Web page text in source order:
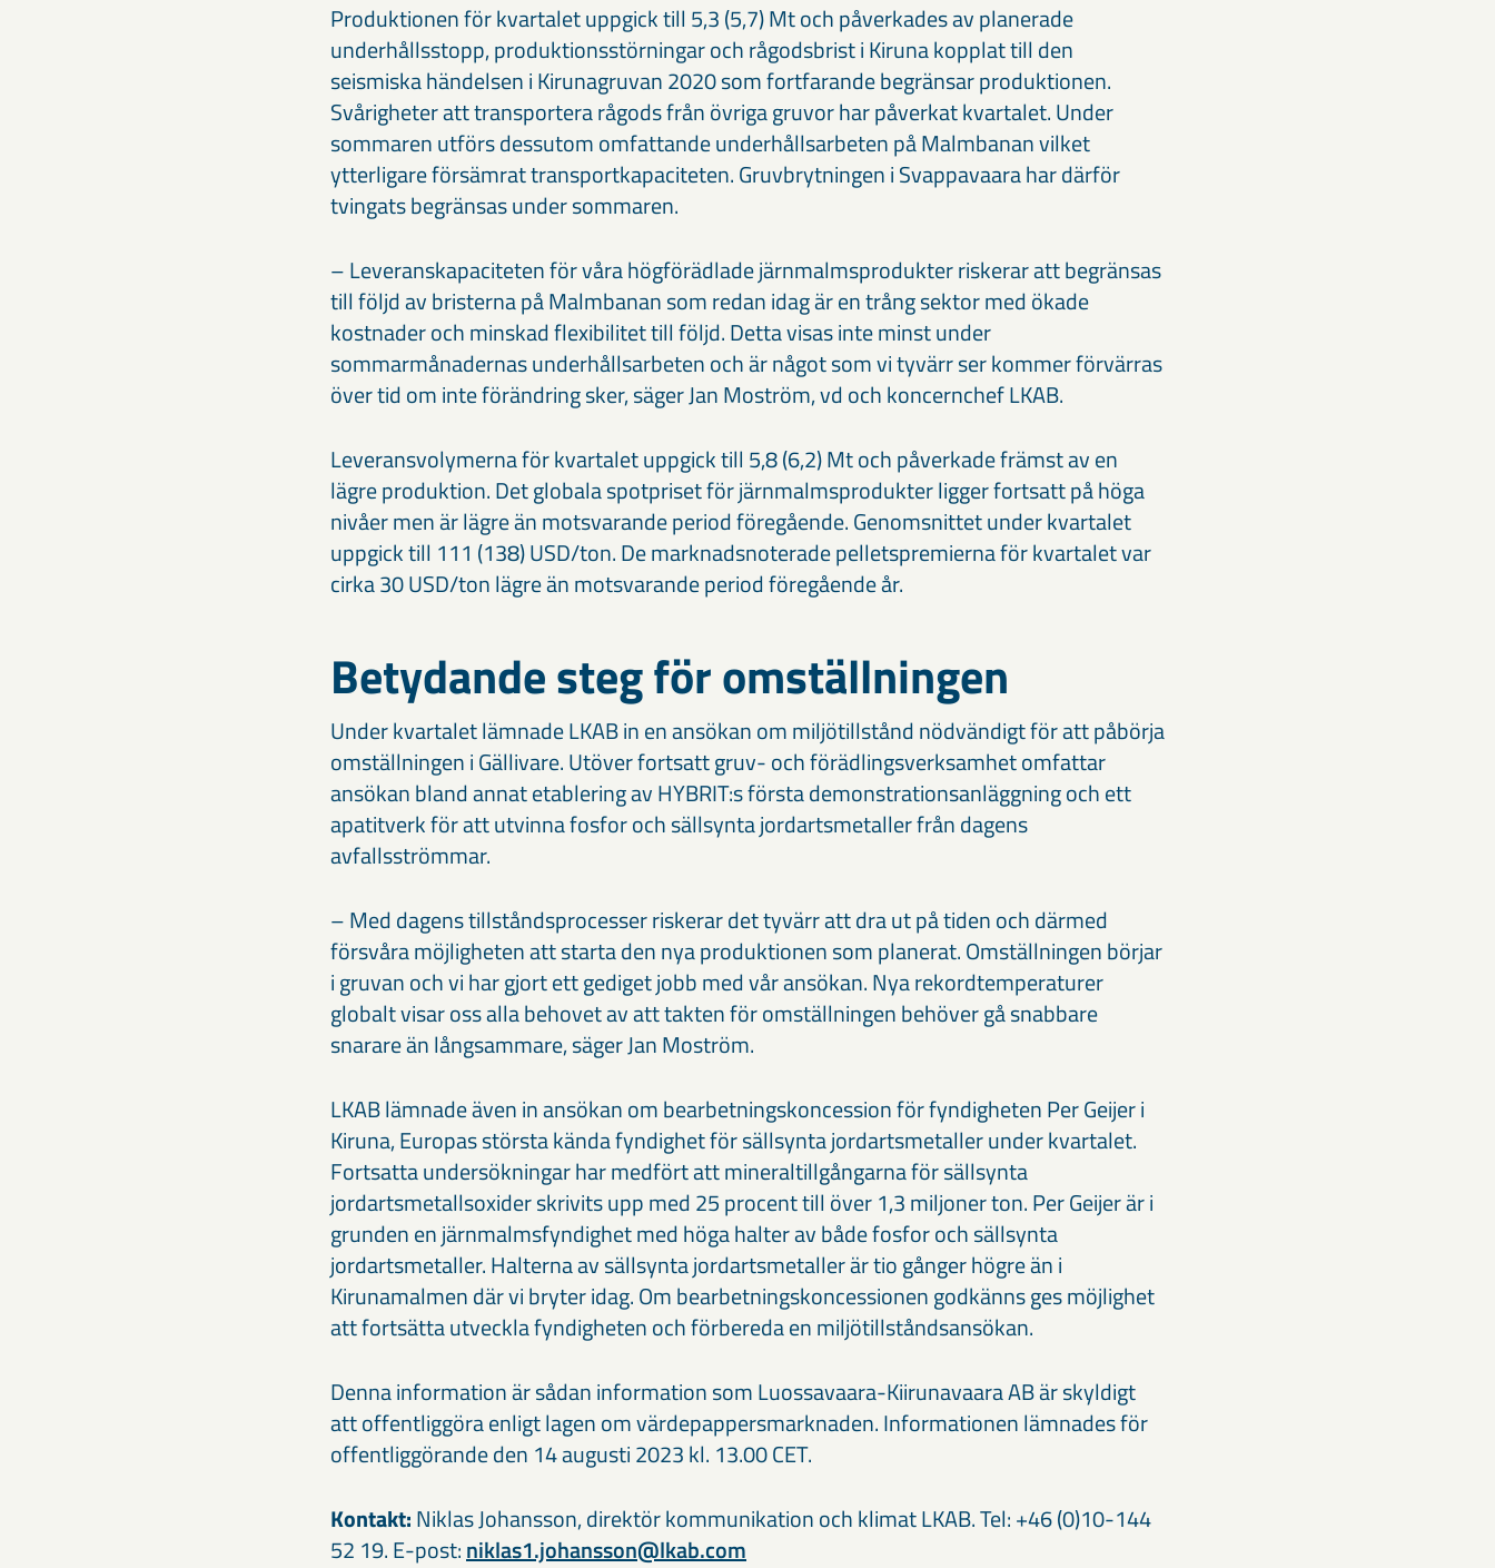
Produktionen för kvartalet uppgick till 5,3 (5,7) Mt och påverkades av planerade
underhållsstopp, produktionsstörningar och rågodsbrist i Kiruna kopplat till den
seismiska händelsen i Kirunagruvan 2020 som fortfarande begränsar produktionen.
Svårigheter att transportera rågods från övriga gruvor har påverkat kvartalet. Under
sommaren utförs dessutom omfattande underhållsarbeten på Malmbanan vilket
ytterligare försämrat transportkapaciteten. Gruvbrytningen i Svappavaara har därför
tvingats begränsas under sommaren.
– Leveranskapaciteten för våra högförädlade järnmalmsprodukter riskerar att begränsas
till följd av bristerna på Malmbanan som redan idag är en trång sektor med ökade
kostnader och minskad flexibilitet till följd. Detta visas inte minst under
sommarmånadernas underhållsarbeten och är något som vi tyvärr ser kommer förvärras
över tid om inte förändring sker, säger Jan Moström, vd och koncernchef LKAB.
Leveransvolymerna för kvartalet uppgick till 5,8 (6,2) Mt och påverkade främst av en
lägre produktion. Det globala spotpriset för järnmalmsprodukter ligger fortsatt på höga
nivåer men är lägre än motsvarande period föregående. Genomsnittet under kvartalet
uppgick till 111 (138) USD/ton. De marknadsnoterade pelletspremierna för kvartalet var
cirka 30 USD/ton lägre än motsvarande period föregående år.
Betydande steg för omställningen
Under kvartalet lämnade LKAB in en ansökan om miljötillstånd nödvändigt för att påbörja
omställningen i Gällivare. Utöver fortsatt gruv- och förädlingsverksamhet omfattar
ansökan bland annat etablering av HYBRIT:s första demonstrationsanläggning och ett
apatitverk för att utvinna fosfor och sällsynta jordartsmetaller från dagens
avfallsströmmar.
– Med dagens tillståndsprocesser riskerar det tyvärr att dra ut på tiden och därmed
försvåra möjligheten att starta den nya produktionen som planerat. Omställningen börjar
i gruvan och vi har gjort ett gediget jobb med vår ansökan. Nya rekordtemperaturer
globalt visar oss alla behovet av att takten för omställningen behöver gå snabbare
snarare än långsammare, säger Jan Moström.
LKAB lämnade även in ansökan om bearbetningskoncession för fyndigheten Per Geijer i
Kiruna, Europas största kända fyndighet för sällsynta jordartsmetaller under kvartalet.
Fortsatta undersökningar har medfört att mineraltillgångarna för sällsynta
jordartsmetallsoxider skrivits upp med 25 procent till över 1,3 miljoner ton. Per Geijer är i
grunden en järnmalmsfyndighet med höga halter av både fosfor och sällsynta
jordartsmetaller. Halterna av sällsynta jordartsmetaller är tio gånger högre än i
Kirunamalmen där vi bryter idag. Om bearbetningskoncessionen godkänns ges möjlighet
att fortsätta utveckla fyndigheten och förbereda en miljötillståndsansökan.
Denna information är sådan information som Luossavaara-Kiirunavaara AB är skyldigt
att offentliggöra enligt lagen om värdepappersmarknaden. Informationen lämnades för
offentliggörande den 14 augusti 2023 kl. 13.00 CET.
Kontakt:Niklas Johansson, direktör kommunikation och klimat LKAB. Tel: +46 (0)10-144
52 19. E-post:niklas1.johansson@lkab.com